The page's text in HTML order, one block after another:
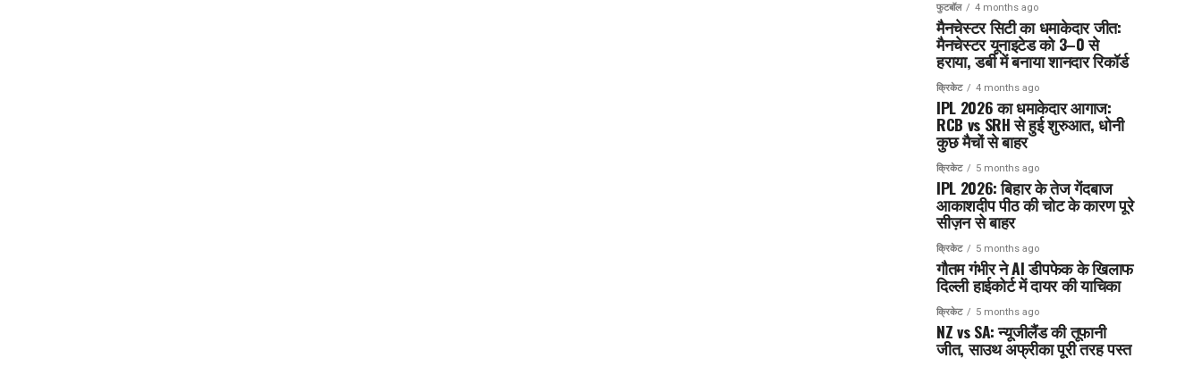
फुटबॉल 4 months ago
मैनचेस्टर सिटी का धमाकेदार जीत:
मैनचेस्टर यूनाइटेड को 3–0 से
हराया, डर्बी में बनाया शानदार रिकॉर्ड
क्रिकेट 4 months ago
IPL 2026 का धमाकेदार आगाज:
RCB vs SRH से हुई शुरुआत, धोनी
कुछ मैचों से बाहर
क्रिकेट 5 months ago
IPL 2026: बिहार के तेज गेंदबाज
आकाशदीप पीठ की चोट के कारण पूरे
सीज़न से बाहर
क्रिकेट 5 months ago
गौतम गंभीर ने AI डीपफेक के खिलाफ
दिल्ली हाईकोर्ट में दायर की याचिका
क्रिकेट 5 months ago
NZ vs SA: न्यूजीलैंड की तूफानी
जीत, साउथ अफ्रीका पूरी तरह पस्त